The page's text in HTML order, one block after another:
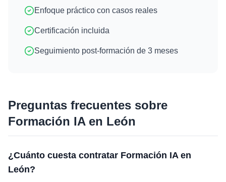
Enfoque práctico con casos reales
Certificación incluida
Seguimiento post-formación de 3 meses
Preguntas frecuentes sobre
Formación IAen León
¿Cuánto cuesta contratar Formación IA en
León?